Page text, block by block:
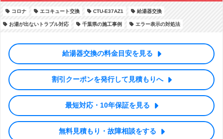
コロナ エコキュート交換 CTU-E37AZ1 給湯器交換
お湯が出ないトラブル対応 千葉県の施工事例 エラー表示の対処法
給湯器交換の料金目安を見る
割引クーポンを発行して見積もりへ
最短対応・10年保証を見る
無料見積もり・故障相談をする